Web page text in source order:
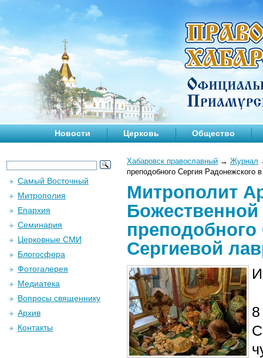
Новости Церковь Общество
Хабаровск православный → Журнал
преподобного Сергия Радонежского
Митрополит
Сергиевой
Самый Восточный
Митрополия
Епархия
Семинария
Церковные СМИ
Блогосфера
Фотогалерея
Медиатека
Вопросы священнику
Архив
Контакты